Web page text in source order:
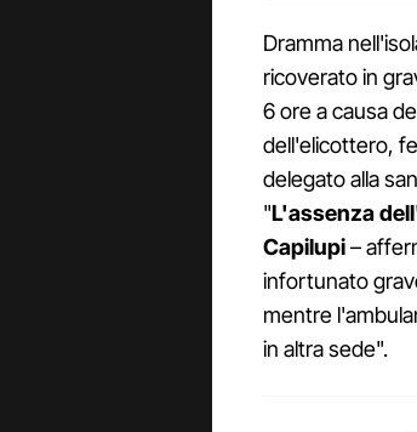
Dramma
ricoverato in
6 ore a causa
dell'elicottero,
delegato alla
"L'assenza
Capilupi–
infortunato
mentre
in altra sede".